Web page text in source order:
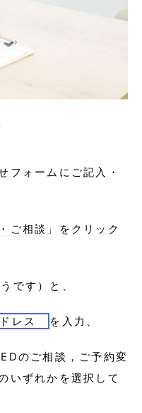
フォームにご記入・
ご相談 」をクリック
です）と、
レス を入力、
のご相談，ご予約変
いずれかを選択して